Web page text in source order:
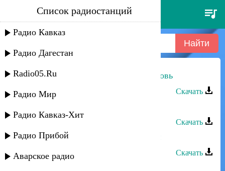
руслан шанов - хватит
Список радиостанций
Радио Кавказ
Радио Дагестан
Radio05.Ru
Радио Мир
Радио Кавказ-Хит
Радио Прибой
Аварское радио
Руслан Магомедов - Безумная любовь
Скачать
Скачать
Руслан Магомедов - Кий югей мун
Скачать